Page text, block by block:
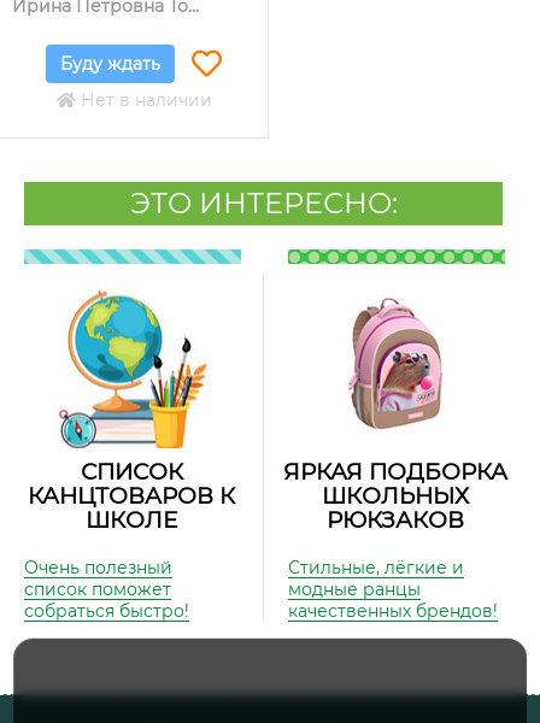
Ирина Петровна То...
Буду ждать
Нет в наличии
ЭТО ИНТЕРЕСНО:
СПИСОК
КАНЦТОВАРОВ К
ШКОЛЕ
Очень полезный
список поможет
собраться быстро!
ЯРКАЯ ПОДБОРКА
ШКОЛЬНЫХ
РЮКЗАКОВ
Стильные, лёгкие и
модные ранцы
качественных брендов!